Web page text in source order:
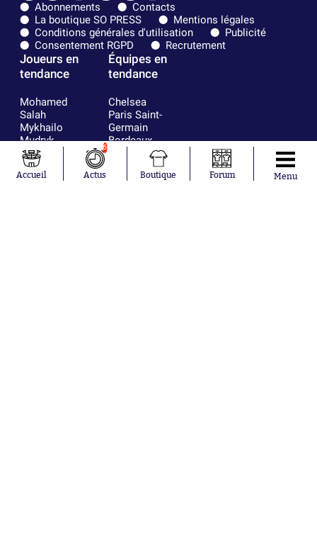
Abonnements
Contacts
La boutique SO PRESS
Mentions légales
Conditions générales d'utilisation
Publicité
Consentement RGPD
Recrutement
Joueurs en
tendance
Mohamed
Salah
Mykhailo
Mudryk
Neymar
Khalis Merah
Loïs Openda
Équipes en
tendance
Chelsea
Paris Saint-
Germain
Bordeaux
Olympique
FIFA
Accueil
6
Actus Boutique Forum Menu